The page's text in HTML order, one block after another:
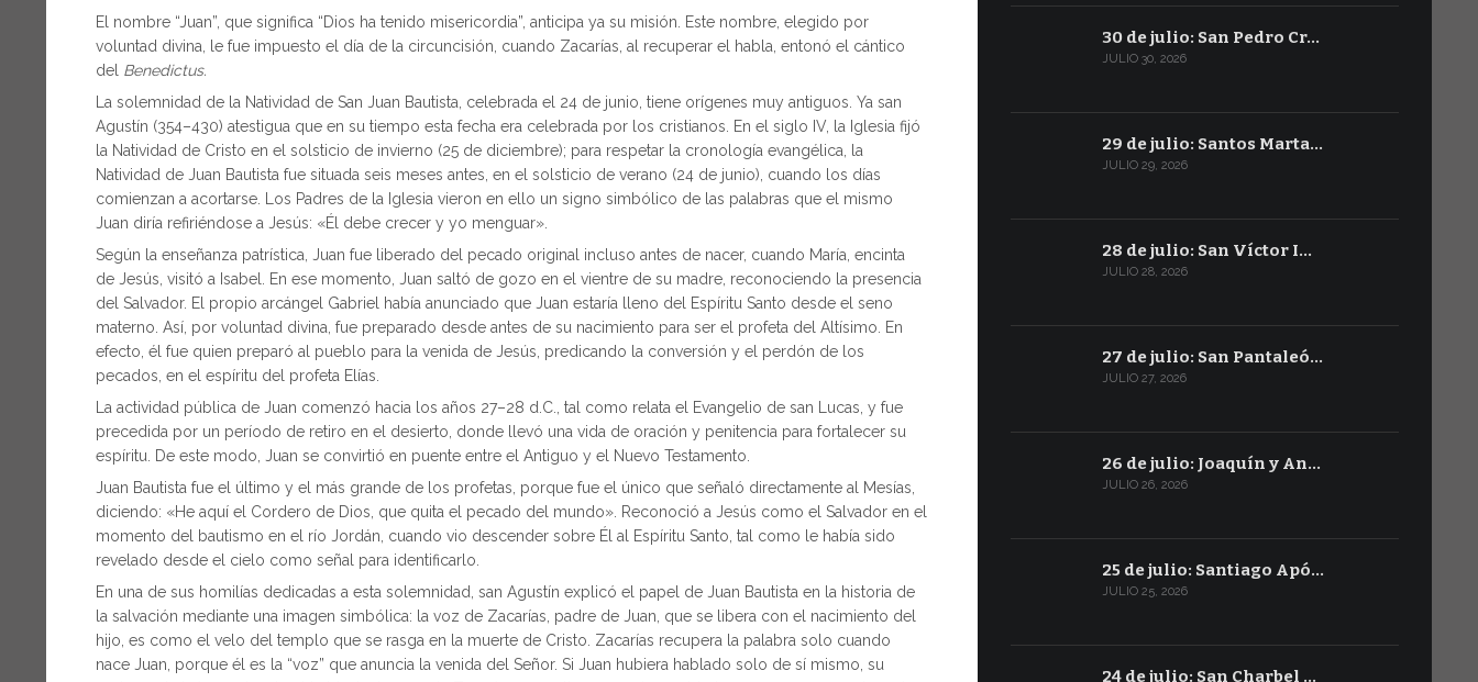
El nombre “Juan”, que significa “Dios ha tenido misericordia”, anticipa ya su misión. Este nombre, elegido por
voluntad divina, le fue impuesto el día de la circuncisión, cuando Zacarías, al recuperar el habla, entonó el cántico
del Benedictus.
La solemnidad de la Natividad de San Juan Bautista, celebrada el 24 de junio, tiene orígenes muy antiguos. Ya san
Agustín (354–430) atestigua que en su tiempo esta fecha era celebrada por los cristianos. En el siglo IV, la Iglesia fijó
la Natividad de Cristo en el solsticio de invierno (25 de diciembre); para respetar la cronología evangélica, la
Natividad de Juan Bautista fue situada seis meses antes, en el solsticio de verano (24 de junio), cuando los días
comienzan a acortarse. Los Padres de la Iglesia vieron en ello un signo simbólico de las palabras que el mismo
Juan diría refiriéndose a Jesús: «Él debe crecer y yo menguar».
Según la enseñanza patrística, Juan fue liberado del pecado original incluso antes de nacer, cuando María, encinta
de Jesús, visitó a Isabel. En ese momento, Juan saltó de gozo en el vientre de su madre, reconociendo la presencia
del Salvador. El propio arcángel Gabriel había anunciado que Juan estaría lleno del Espíritu Santo desde el seno
materno. Así, por voluntad divina, fue preparado desde antes de su nacimiento para ser el profeta del Altísimo. En
efecto, él fue quien preparó al pueblo para la venida de Jesús, predicando la conversión y el perdón de los
pecados, en el espíritu del profeta Elías.
La actividad pública de Juan comenzó hacia los años 27–28 d.C., tal como relata el Evangelio de san Lucas, y fue
precedida por un período de retiro en el desierto, donde llevó una vida de oración y penitencia para fortalecer su
espíritu. De este modo, Juan se convirtió en puente entre el Antiguo y el Nuevo Testamento.
Juan Bautista fue el último y el más grande de los profetas, porque fue el único que señaló directamente al Mesías,
diciendo: «He aquí el Cordero de Dios, que quita el pecado del mundo». Reconoció a Jesús como el Salvador en el
momento del bautismo en el río Jordán, cuando vio descender sobre Él al Espíritu Santo, tal como le había sido
revelado desde el cielo como señal para identificarlo.
En una de sus homilías dedicadas a esta solemnidad, san Agustín explicó el papel de Juan Bautista en la historia de
la salvación mediante una imagen simbólica: la voz de Zacarías, padre de Juan, que se libera con el nacimiento del
hijo, es como el velo del templo que se rasga en la muerte de Cristo. Zacarías recupera la palabra solo cuando
nace Juan, porque él es la “voz” que anuncia la venida del Señor. Si Juan hubiera hablado solo de sí mismo, su
30 de julio: San Pedro Cr…
JULIO 30, 2026
29 de julio: Santos Marta…
JULIO 29, 2026
28 de julio: San Víctor I…
JULIO 28, 2026
27 de julio: San Pantaleó…
JULIO 27, 2026
26 de julio: Joaquín y An…
JULIO 26, 2026
25 de julio: Santiago Apó…
JULIO 25, 2026
24 de julio: San Charbel …